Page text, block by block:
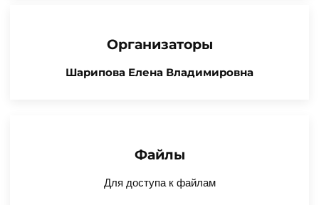
Организаторы
Шарипова Елена Владимировна
Файлы
Для доступа к файлам